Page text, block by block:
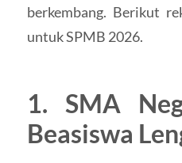
berkembang. Berikut
untuk SPMB 2026.
1. SMA
Beasiswa